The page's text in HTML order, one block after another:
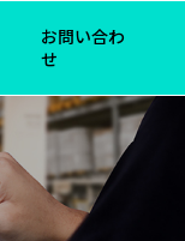
お問い合わ
せ